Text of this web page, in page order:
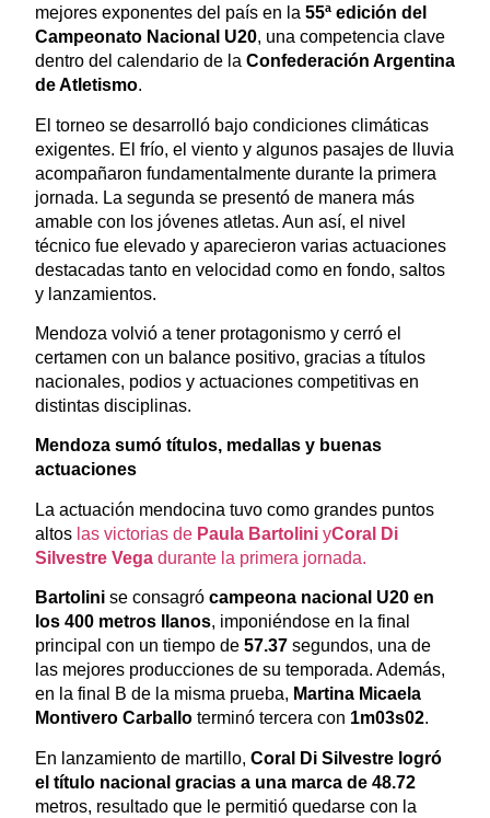
mejores exponentes del país en la 55ª edición del
Campeonato Nacional U20, una competencia clave
dentro del calendario de la Confederación Argentina
de Atletismo.
El torneo se desarrolló bajo condiciones climáticas
exigentes. El frío, el viento y algunos pasajes de lluvia
acompañaron fundamentalmente durante la primera
jornada. La segunda se presentó de manera más
amable con los jóvenes atletas. Aun así, el nivel
técnico fue elevado y aparecieron varias actuaciones
destacadas tanto en velocidad como en fondo, saltos
y lanzamientos.
Mendoza volvió a tener protagonismo y cerró el
certamen con un balance positivo, gracias a títulos
nacionales, podios y actuaciones competitivas en
distintas disciplinas.
Mendoza sumó títulos, medallas y buenas
actuaciones
La actuación mendocina tuvo como grandes puntos
altos las victorias de Paula Bartolini yCoral Di
Silvestre Vegadurante la primera jornada.
Bartolinise consagró campeona nacional U20 en
los 400 metros llanos, imponiéndose en la final
principal con un tiempo de 57.37segundos, una de
las mejores producciones de su temporada. Además,
en la final B de la misma prueba, Martina Micaela
Montivero Carballoterminó tercera con 1m03s02.
En lanzamiento de martillo, Coral Di Silvestre logró
el título nacional gracias a una marca de 48.72
metros, resultado que le permitió quedarse con la